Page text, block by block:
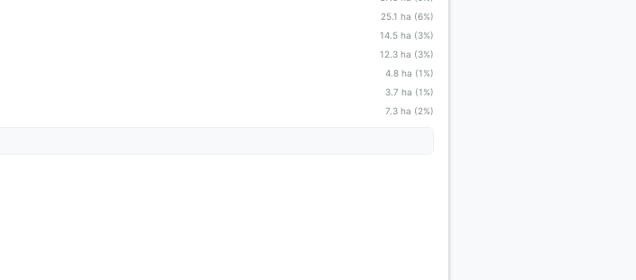
25.1 ha (6%)
14.5 ha (3%)
12.3 ha (3%)
4.8 ha (1%)
3.7 ha (1%)
7.3 ha (2%)